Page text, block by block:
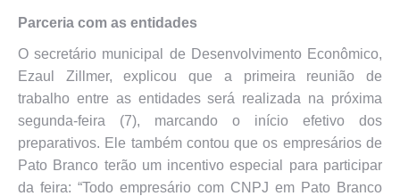
Parceria com as entidades
O secretário municipal de Desenvolvimento Econômico,
Ezaul Zillmer, explicou que a primeira reunião de
trabalho entre as entidades será realizada na próxima
segunda-feira (7), marcando o início efetivo dos
preparativos. Ele também contou que os empresários de
Pato Branco terão um incentivo especial para participar
da feira: “Todo empresário com CNPJ em Pato Branco